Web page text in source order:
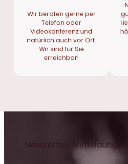
Wir beraten gerne per
Telefon oder
Videokonferenz und
natürlich auch vor Ort.
Wir sind für Sie
erreichbar!
Newsletter-Anmeldung